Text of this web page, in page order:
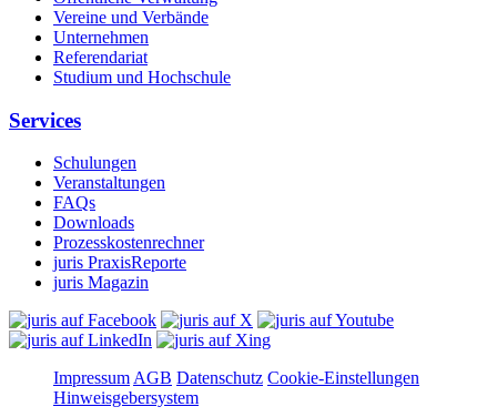
Vereine und Verbände
Unternehmen
Referendariat
Studium und Hochschule
Services
Schulungen
Veranstaltungen
FAQs
Downloads
Prozesskostenrechner
juris PraxisReporte
juris Magazin
Impressum AGB Datenschutz Cookie-Einstellungen
Hinweisgebersystem